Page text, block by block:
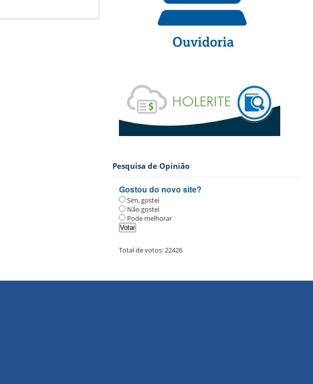
Pesquisa de Opinião
Gostou do novo site?
Sim, gostei
Não gostei
Pode melhorar
Total de votos:22426